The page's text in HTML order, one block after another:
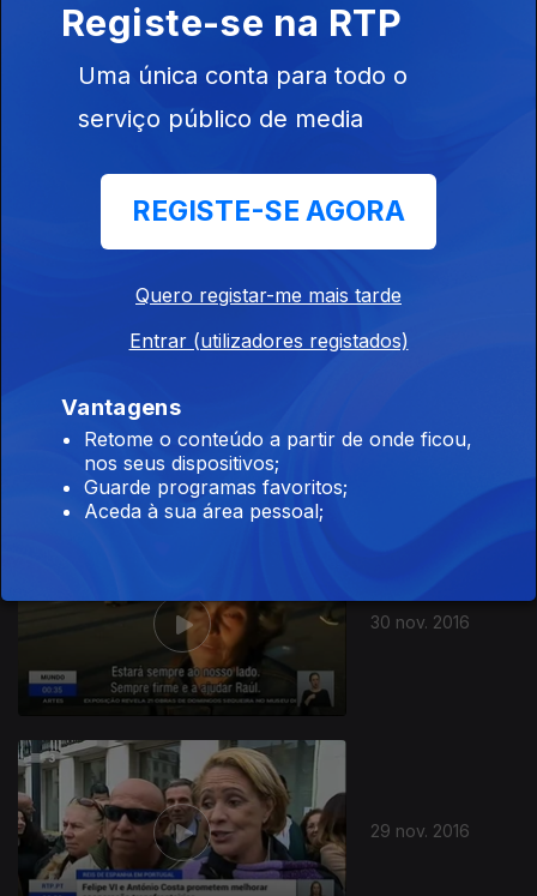
05 dez. 2016
30 nov. 2016
29 nov. 2016
Registe-se na RTP
Uma única conta para todo o
serviço público de media
REGISTE-SE AGORA
Quero registar-me mais tarde
Entrar (utilizadores registados)
Vantagens
Retome o conteúdo a partir de onde ficou,
nos seus dispositivos;
Guarde programas favoritos;
Aceda à sua área pessoal;